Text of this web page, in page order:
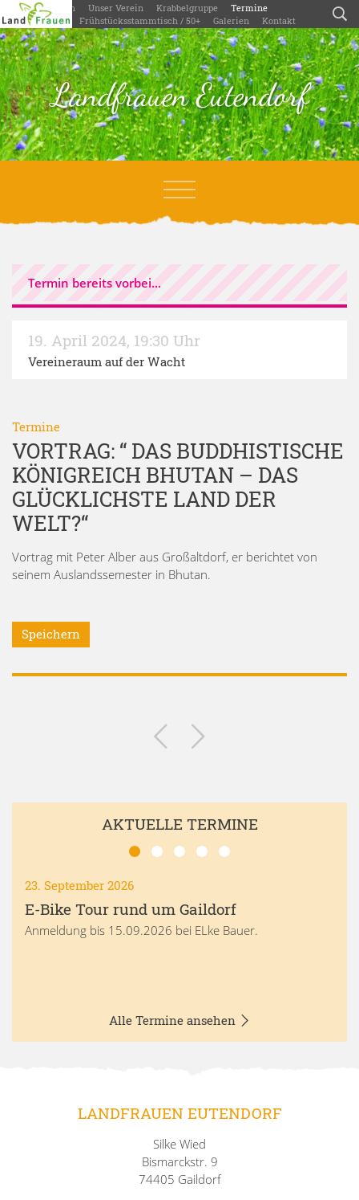
Willkommen Unser Verein Krabbelgruppe
Termine
Aktivitäten
Frühstücksstammtisch / 50+ Galerien Kontakt
Landfrauen Eutendorf
Termin bereits vorbei...
19. April 2024, 19:30 Uhr
Vereineraum auf der Wacht
Termine
VORTRAG: “ DAS BUDDHISTISCHE
KÖNIGREICH BHUTAN – DAS
GLÜCKLICHSTE LAND DER
WELT?“
Vortrag mit Peter Alber aus Großaltdorf, er berichtet von
seinem Auslandssemester in Bhutan.
Speichern
AKTUELLE TERMINE
23. September 2026
E-Bike Tour rund um Gaildorf
Anmeldung bis 15.09.2026 bei ELke Bauer.
Alle Termine ansehen
LANDFRAUEN EUTENDORF
Silke Wied
Bismarckstr. 9
74405 Gaildorf